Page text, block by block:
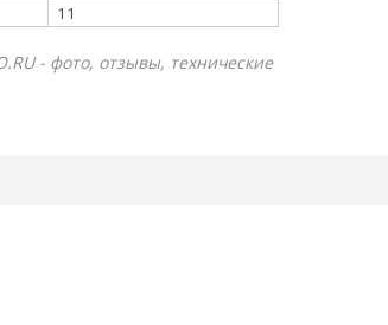
11
- фото, отзывы, технические